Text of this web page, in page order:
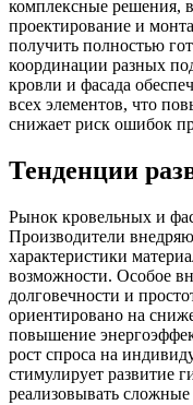
комплексные решения,
проектирование и
получить полностью
координации разных
кровли и фасада
всех элементов, что
снижает риск ошибок
Тенденции
Рынок кровельных и
Производители
характеристики
возможности. Особое
долговечности и
ориентировано на
повышение
рост спроса на
стимулирует развитие
реализовывать